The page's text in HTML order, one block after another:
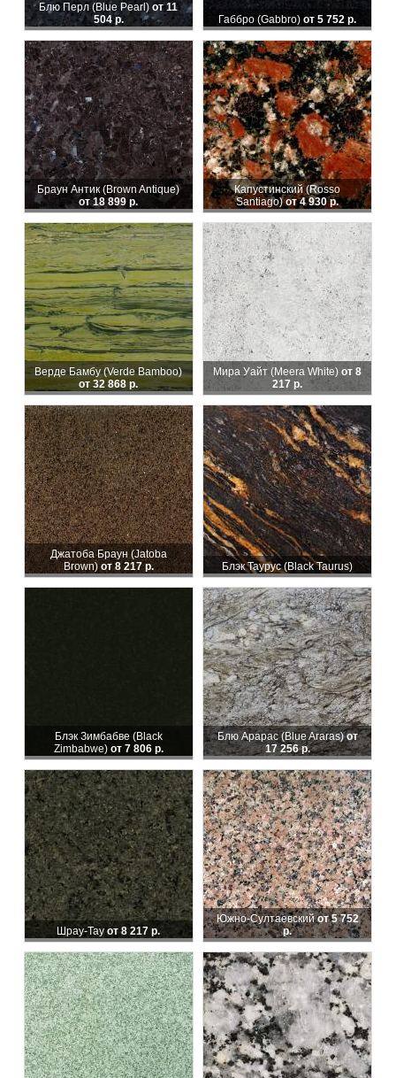
Блю Перл (Blue Pearl)от 11
504 р.
Габбро (Gabbro) от 5 752 р.
Браун Антик (Brown Antique)
от 18 899 р.
Капустинский (Rosso
Santiago)от 4 930 р.
Верде Бамбу (Verde Bamboo)
от 32 868 р.
Мира Уайт (Meera White) от 8
217 р.
Джатоба Браун (Jatoba
Brown) от 8 217 р. Блэк Таурус (Black Taurus)
Блэк Зимбабве (Black
Zimbabwe) от 7 806 р.
Блю Арарас (Blue Araras)от
17 256 р.
Шрау-Тауот 8 217 р.
Южно-Султаевскийот 5 752
р.